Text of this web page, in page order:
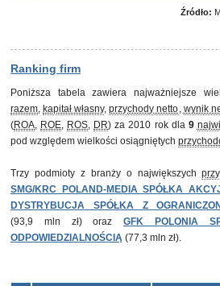
Źródło:
Ranking firm
Poniższa tabela zawiera najważniejsze
razem, kapitał własny,przychody netto, wynik
(ROA, ROE, ROS, DR) za 2010 rok dla 9
pod względem wielkości osiągniętych
Trzy podmioty z branży o największych
SMG/KRC POLAND-MEDIA SPÓŁKA
DYSTRYBUCJA SPÓŁKA Z
(93,9 mln zł) oraz GFK POLONIA
ODPOWIEDZIALNOŚCIĄ (77,3 mln zł).